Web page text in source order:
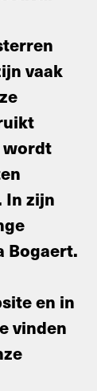
vaak
wordt
In zijn
Bogaert.
en in
vinden